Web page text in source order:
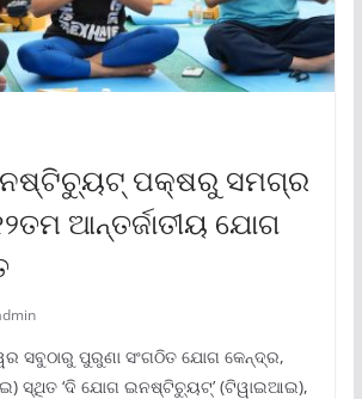
ପକ୍ଷରୁ ସମଗ୍ର
ଆନ୍ତର୍ଜାତୀୟ ଯୋଗ
ସବୁଠାରୁ ପୁରୁଣା ସଂଗଠିତ ଯୋଗ କେନ୍ଦ୍ର,
ସ୍ଥିତ ‘ଦି ଯୋଗ ଇନଷ୍ଟିଚ୍ୟୁଟ୍‌’ (ଟିୱାଇଆଇ),